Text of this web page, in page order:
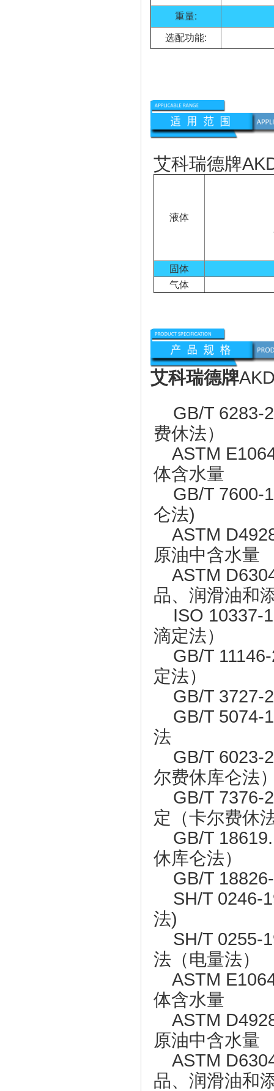
重量:
选配功能:
艾科瑞德牌
液体
固体
气体
艾科瑞德牌
GB/T 6283-
费休法）
ASTM
体含水量
GB/T 7600-
仑法)
ASTM
原油中含水量
ASTM
品、润滑油和
ISO 10337-
滴定法）
GB/T 11146-
定法）
GB/T 3727-
GB/T 5074-
法
GB/T 6023-
尔费休库仑法
GB/T 7376-
定（卡尔费休
GB/T
休库仑法）
GB/T 18826-
SH/T 0246-
法)
SH/T 0255-
法（电量法）
ASTM
体含水量
ASTM
原油中含水量
ASTM
品、润滑油和